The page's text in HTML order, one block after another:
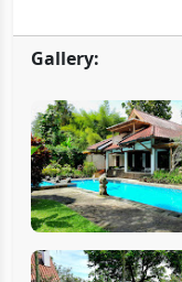
Gallery: